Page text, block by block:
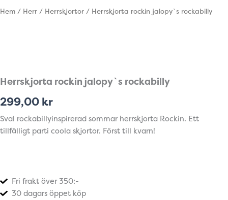
Hem / Herr / Herrskjortor / Herrskjorta rockin jalopy`s rockabilly
Herrskjorta rockin jalopy`s rockabilly
299,00 kr
Sval rockabillyinspirerad sommar herrskjorta Rockin. Ett
tillfälligt parti coola skjortor. Först till kvarn!
Fri frakt över 350:-
30 dagars öppet köp